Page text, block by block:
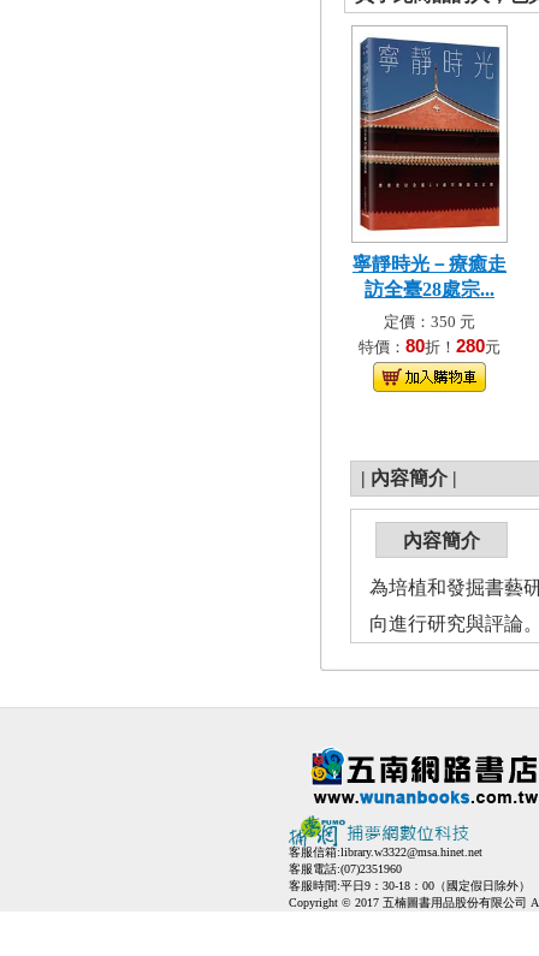
寧靜時光－療癒走
訪全臺28處宗...
定價：350 元
特價： 80折！ 280元
| 內容簡介 |
內容簡介
為培植和發掘書藝
向進行研究與評論
客服信箱:library.w3322@msa.hinet.net
客服電話:(07)2351960
客服時間:平日9：30-18：00（國定假日除外）
Copyright © 2017 五楠圖書用品股份有限公司